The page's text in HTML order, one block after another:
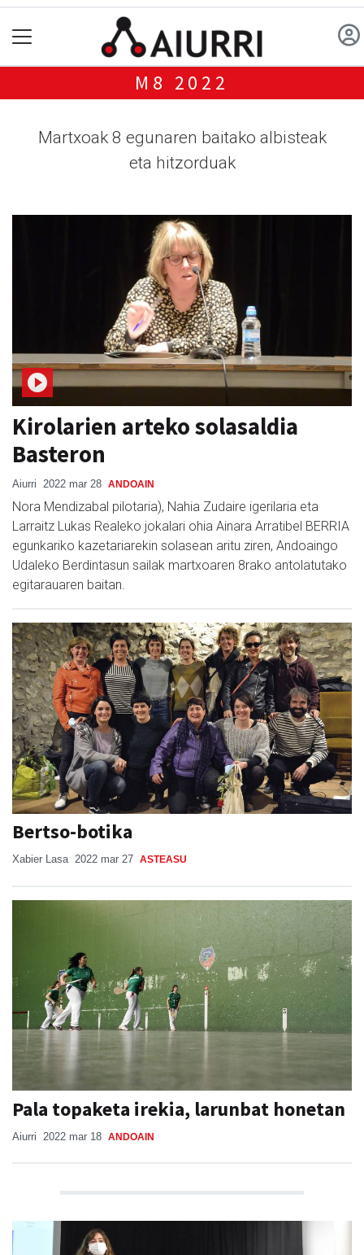
M8 2022
Martxoak 8 egunaren baitako albisteak
eta hitzorduak
Kirolarien arteko solasaldia
Basteron
Aiurri 2022 mar 28 ANDOAIN
Nora Mendizabal pilotaria), Nahia Zudaire igerilaria eta
Larraitz Lukas Realeko jokalari ohia Ainara Arratibel BERRIA
egunkariko kazetariarekin solasean aritu ziren, Andoaingo
Udaleko Berdintasun sailak martxoaren 8rako antolatutako
egitarauaren baitan.
Bertso-botika
Xabier Lasa 2022 mar 27 ASTEASU
Pala topaketa irekia, larunbat honetan
Aiurri 2022 mar 18 ANDOAIN